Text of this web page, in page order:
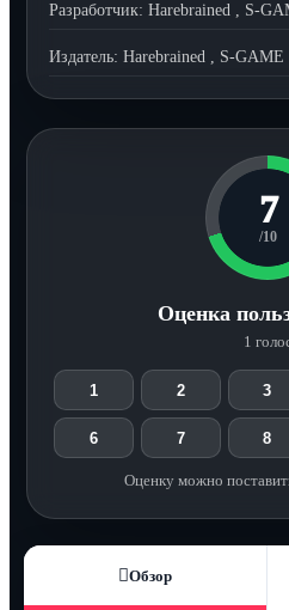
Разработчик: Harebrained , S-
Издатель: Harebrained , S-GAME
7
/10
Оценка
1
1 2 3
6 7 8
Оценку можно
Обзор